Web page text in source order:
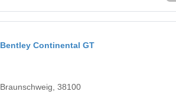
Bentley Continental GT
Braunschweig, 38100